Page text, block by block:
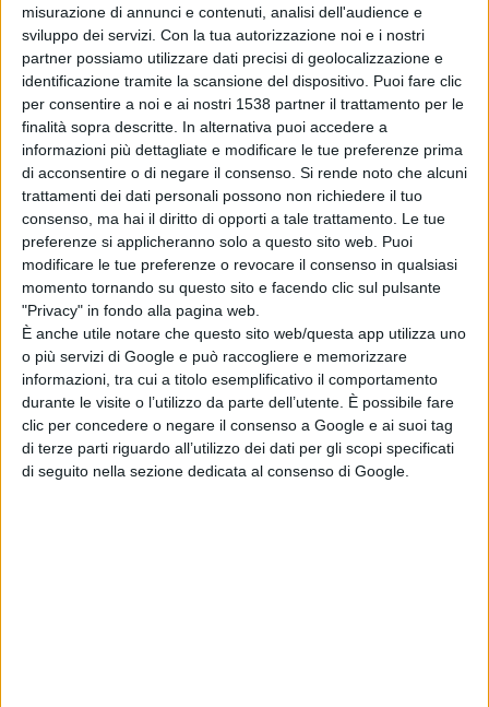
misurazione di annunci e contenuti, analisi dell'audience e
sviluppo dei servizi. Con la tua autorizzazione noi e i nostri
partner possiamo utilizzare dati precisi di geolocalizzazione e
identificazione tramite la scansione del dispositivo. Puoi fare clic
per consentire a noi e ai nostri 1538 partner il trattamento per le
finalità sopra descritte. In alternativa puoi accedere a
informazioni più dettagliate e modificare le tue preferenze prima
di acconsentire o di negare il consenso. Si rende noto che alcuni
trattamenti dei dati personali possono non richiedere il tuo
consenso, ma hai il diritto di opporti a tale trattamento. Le tue
preferenze si applicheranno solo a questo sito web. Puoi
modificare le tue preferenze o revocare il consenso in qualsiasi
momento tornando su questo sito e facendo clic sul pulsante
"Privacy" in fondo alla pagina web.
È anche utile notare che questo sito web/questa app utilizza uno
o più servizi di Google e può raccogliere e memorizzare
informazioni, tra cui a titolo esemplificativo il comportamento
durante le visite o l’utilizzo da parte dell’utente. È possibile fare
clic per concedere o negare il consenso a Google e ai suoi tag
di terze parti riguardo all’utilizzo dei dati per gli scopi specificati
di seguito nella sezione dedicata al consenso di Google.
MUSICA E SPETTACOLO